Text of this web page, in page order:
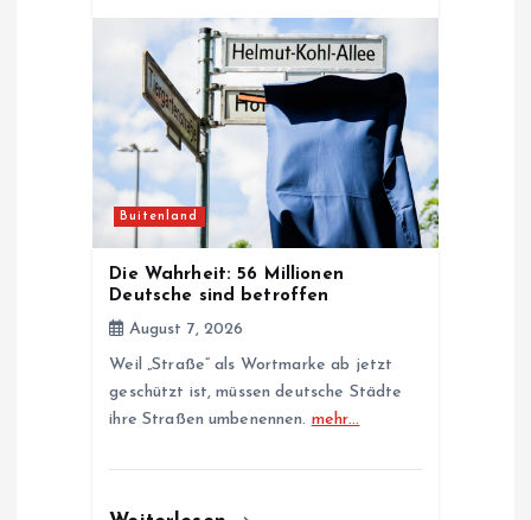
Buitenland
Die Wahrheit: 56 Millionen
Deutsche sind betroffen
August 7, 2026
Weil „Straße“ als Wortmarke ab jetzt
geschützt ist, müssen deutsche Städte
ihre Straßen umbenennen. mehr…